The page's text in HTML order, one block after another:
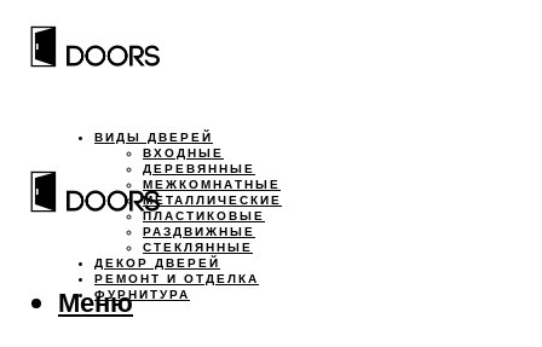
ВИДЫ ДВЕРЕЙ
ВХОДНЫЕ
ДЕРЕВЯННЫЕ
МЕЖКОМНАТНЫЕ
МЕТАЛЛИЧЕСКИЕ
ПЛАСТИКОВЫЕ
РАЗДВИЖНЫЕ
СТЕКЛЯННЫЕ
ДЕКОР ДВЕРЕЙ
РЕМОНТ И ОТДЕЛКА
ФУРНИТУРА
Меню